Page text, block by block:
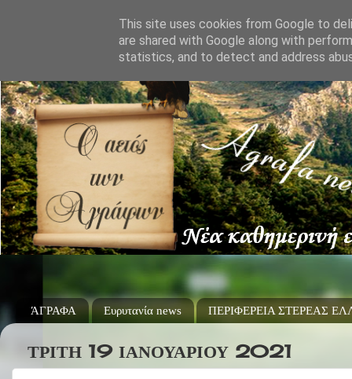
ΆΓΡΑΦΑ Ευρυτανία news ΠΕΡΙΦΕΡΕΙΑ ΣΤΕΡΕΑΣ
ΤΡΊΤΗ 19 ΙΑΝΟΥΑΡΊΟΥ 2021
This site uses cookies from Google to
are shared with Google along with
statistics, and to detect and address